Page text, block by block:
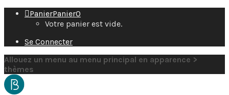
PanierPanier0
Votre panier est vide.
Se Connecter
Allouez un menu au menu principal en apparence >
thèmes